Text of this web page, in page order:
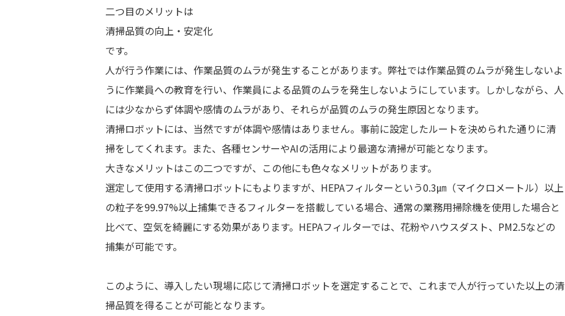
二つ目のメリットは
清掃品質の向上・安定化
です。
人が行う作業には、作業品質のムラが発生することがあります。弊社では作業品質のムラが発生しないよ
うに作業員への教育を行い、作業員による品質のムラを発生しないようにしています。しかしながら、人
には少なからず体調や感情のムラがあり、それらが品質のムラの発生原因となります。
清掃ロボットには、当然ですが体調や感情はありません。事前に設定したルートを決められた通りに清
掃をしてくれます。また、各種センサーやAIの活用により最適な清掃が可能となります。
大きなメリットはこの二つですが、この他にも色々なメリットがあります。
選定して使用する清掃ロボットにもよりますが、HEPAフィルターという0.3㎛（マイクロメートル）以上
の粒子を99.97%以上捕集できるフィルターを搭載している場合、通常の業務用掃除機を使用した場合と
比べて、空気を綺麗にする効果があります。HEPAフィルターでは、花粉やハウスダスト、PM2.5などの
捕集が可能です。
このように、導入したい現場に応じて清掃ロボットを選定することで、これまで人が行っていた以上の清
掃品質を得ることが可能となります。